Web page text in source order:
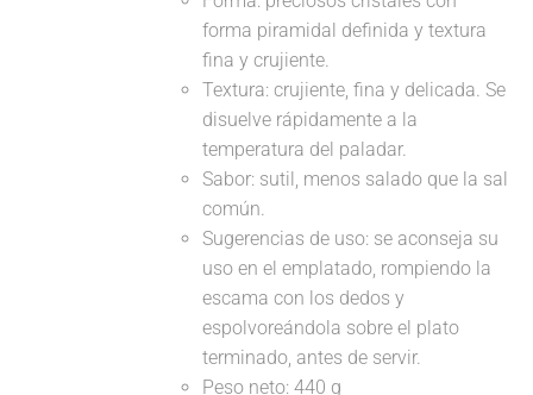
forma piramidal definida y textura
fina y crujiente.
Textura: crujiente, fina y delicada. Se
disuelve rápidamente a la
temperatura del paladar.
Sabor: sutil, menos salado que la sal
común.
Sugerencias de uso: se aconseja su
uso en el emplatado, rompiendo la
escama con los dedos y
espolvoreándola sobre el plato
terminado, antes de servir.
Peso neto: 440 g